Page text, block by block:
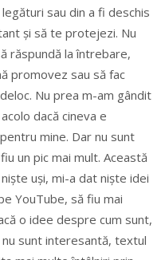
sau din a fi deschis
și să te protejezi. Nu
răspundă la întrebare,
promovez sau să fac
Nu prea m-am gândit
dacă cineva e
mine. Dar nu sunt
un pic mai mult. Această
uși, mi-a dat niște idei
YouTube, să fiu mai
o idee despre cum sunt,
sunt interesantă, textul